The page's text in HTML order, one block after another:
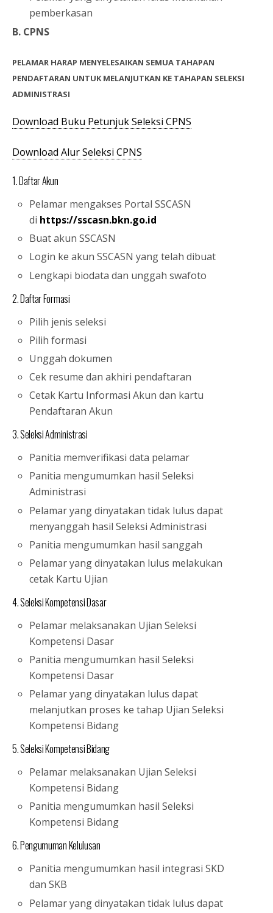
pemberkasan
B. CPNS
PELAMAR HARAP MENYELESAIKAN SEMUA TAHAPAN
PENDAFTARAN UNTUK MELANJUTKAN KE TAHAPAN SELEKSI
ADMINISTRASI
Download Buku Petunjuk Seleksi CPNS
Download Alur Seleksi CPNS
1. Daftar Akun
Pelamar mengakses Portal SSCASN
di https://sscasn.bkn.go.id
Buat akun SSCASN
Login ke akun SSCASN yang telah dibuat
Lengkapi biodata dan unggah swafoto
2. Daftar Formasi
Pilih jenis seleksi
Pilih formasi
Unggah dokumen
Cek resume dan akhiri pendaftaran
Cetak Kartu Informasi Akun dan kartu
Pendaftaran Akun
3. Seleksi Administrasi
Panitia memverifikasi data pelamar
Panitia mengumumkan hasil Seleksi
Administrasi
Pelamar yang dinyatakan tidak lulus dapat
menyanggah hasil Seleksi Administrasi
Panitia mengumumkan hasil sanggah
Pelamar yang dinyatakan lulus melakukan
cetak Kartu Ujian
4. Seleksi Kompetensi Dasar
Pelamar melaksanakan Ujian Seleksi
Kompetensi Dasar
Panitia mengumumkan hasil Seleksi
Kompetensi Dasar
Pelamar yang dinyatakan lulus dapat
melanjutkan proses ke tahap Ujian Seleksi
Kompetensi Bidang
5. Seleksi Kompetensi Bidang
Pelamar melaksanakan Ujian Seleksi
Kompetensi Bidang
Panitia mengumumkan hasil Seleksi
Kompetensi Bidang
6. Pengumuman Kelulusan
Panitia mengumumkan hasil integrasi SKD
dan SKB
Pelamar yang dinyatakan tidak lulus dapat